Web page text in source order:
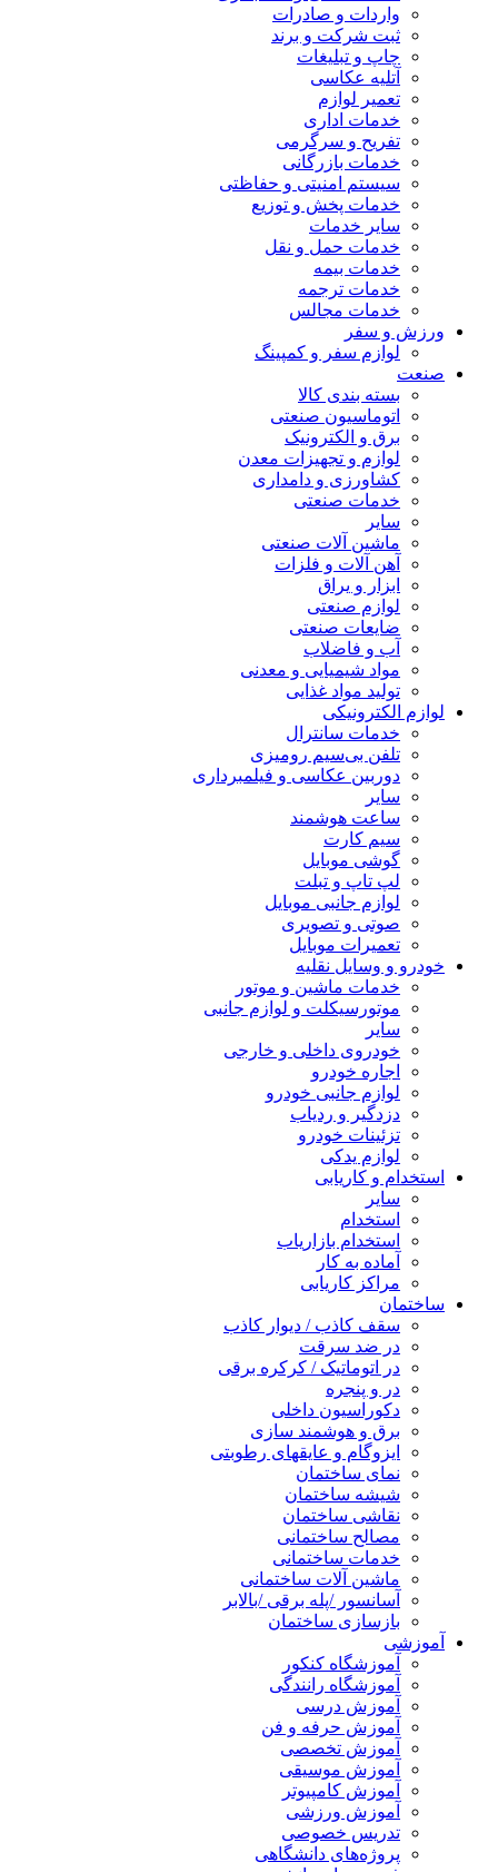
واردات و صادرات
ثبت شرکت و برند
چاپ و تبلیغات
آتلیه عکاسی
تعمیر لوازم
خدمات اداری
تفریح و سرگرمی
خدمات بازرگانی
سیستم امنیتی و حفاظتی
خدمات پخش و توزیع
سایر خدمات
خدمات حمل و نقل
خدمات بیمه
خدمات ترجمه
خدمات مجالس
ورزش و سفر
لوازم سفر و کمپینگ
صنعت
بسته بندی کالا
اتوماسیون صنعتی
برق و الکترونیک
لوازم و تجهیزات معدن
کشاورزی و دامداری
خدمات صنعتی
سایر
ماشین آلات صنعتی
آهن آلات و فلزات
ابزار و یراق
لوازم صنعتی
ضایعات صنعتی
آب و فاضلاب
مواد شیمیایی و معدنی
تولید مواد غذایی
لوازم الکترونیکی
خدمات سانترال
تلفن بی‌سیم رومیزی
دوربین عکاسی و فیلمبرداری
سایر
ساعت هوشمند
سیم کارت
گوشی موبایل
لپ تاپ و تبلت
لوازم جانبی موبایل
صوتی و تصویری
تعمیرات موبایل
خودرو و وسایل نقلیه
خدمات ماشین و موتور
موتورسیکلت و لوازم جانبی
سایر
خودروی داخلی و خارجی
اجاره خودرو
لوازم جانبی خودرو
دزدگیر و ردیاب
تزئینات خودرو
لوازم یدکی
استخدام و کاریابی
سایر
استخدام
استخدام بازاریاب
آماده به کار
مراکز کاریابی
ساختمان
سقف کاذب / دیوار کاذب
در ضد سرقت
در اتوماتیک / کرکره برقی
در و پنجره
دکوراسیون داخلی
برق و هوشمند سازی
ایزوگام و عایقهای رطوبتی
نمای ساختمان
شیشه ساختمان
نقاشی ساختمان
مصالح ساختمانی
خدمات ساختمانی
ماشین آلات ساختمانی
آسانسور /پله برقی /بالابر
بازسازی ساختمان
آموزشی
آموزشگاه کنکور
آموزشگاه رانندگی
آموزش درسی
آموزش حرفه و فن
آموزش تخصصی
آموزش موسیقی
آموزش کامپیوتر
آموزش ورزشی
تدریس خصوصی
پروژه‌های دانشگاهی